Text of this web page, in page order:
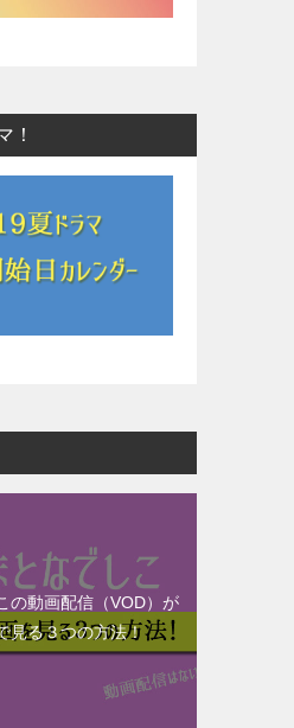
！
の動画配信（VOD）が
見る３つの方法！